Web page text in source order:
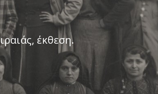
έκθεση.